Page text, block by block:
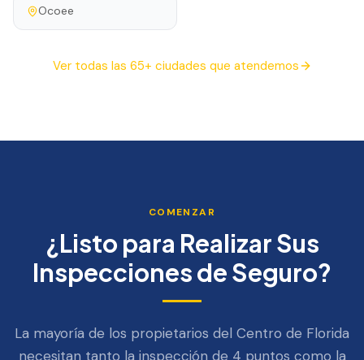
Ocoee
Ver todas las 65+ ciudades que atendemos
COMENZAR
¿Listo para Realizar Sus
Inspecciones de Seguro?
La mayoría de los propietarios del Centro de Florida
necesitan tanto la inspección de 4 puntos como la